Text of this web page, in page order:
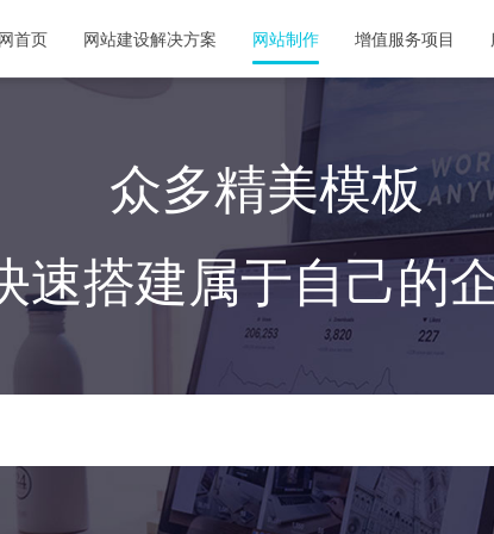
首页 网站建设解决方案 网站制作 增值服务项目
众多精美模板
速搭建属于自己的